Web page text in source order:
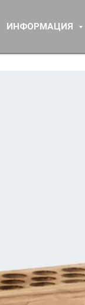
ИНФОРМАЦИЯ